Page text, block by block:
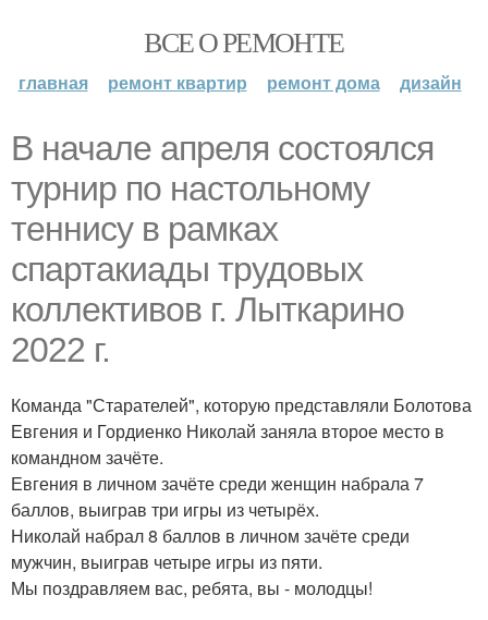
ВСЕ О РЕМОНТЕ
главная ремонт квартир ремонт дома дизайн
В начале апреля состоялся
турнир по настольному
теннису в рамках
спартакиады трудовых
коллективов г. Лыткарино
2022 г.
Команда "Старателей", которую представляли Болотова
Евгения и Гордиенко Николай заняла второе место в
командном зачёте.
Евгения в личном зачёте среди женщин набрала 7
баллов, выиграв три игры из четырёх.
Николай набрал 8 баллов в личном зачёте среди
мужчин, выиграв четыре игры из пяти.
Мы поздравляем вас, ребята, вы - молодцы!